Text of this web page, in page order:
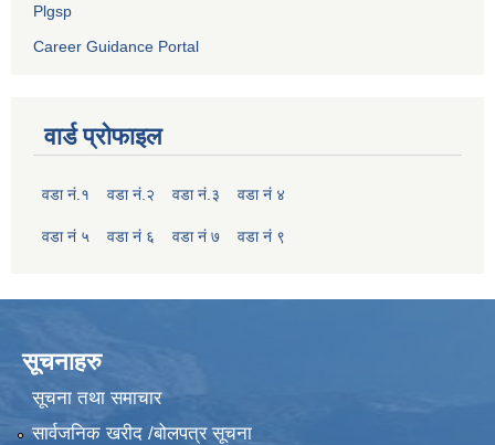
Plgsp
Career Guidance Portal
वार्ड प्रोफाइल
वडा नं.१ वडा नं.२ वडा नं.३ वडा नं ४
वडा नं ५ वडा नं ६ वडा नं ७ वडा नं ९
सूचनाहरु
सूचना तथा समाचार
सार्वजनिक खरीद /बोलपत्र सूचना